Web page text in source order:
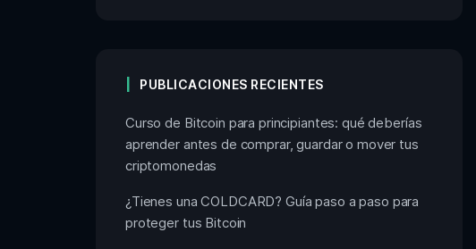
PUBLICACIONES RECIENTES
Curso de Bitcoin para principiantes: qué deberías
aprender antes de comprar, guardar o mover tus
criptomonedas
¿Tienes una COLDCARD? Guía paso a paso para
proteger tus Bitcoin